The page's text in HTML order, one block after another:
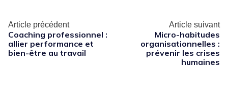
Article précédent
Coaching professionnel :
allier performance et
bien-être au travail
Article suivant
Micro-habitudes
organisationnelles :
prévenir les crises
humaines